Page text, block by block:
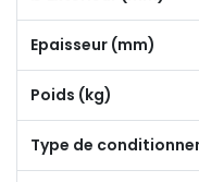
Epaisseur (mm)
Poids (kg)
Type de